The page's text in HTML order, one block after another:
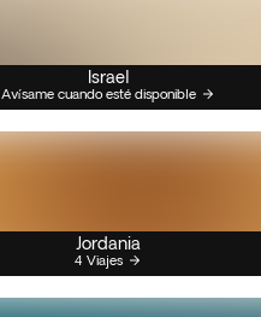
Israel
Avísame cuando esté disponible
Jordania
4 Viajes